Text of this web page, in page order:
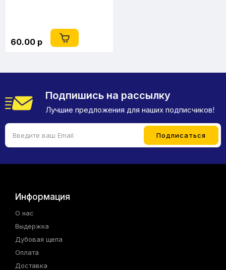
60.00 р
Подпишись на рассылку
Лучшие предложения для наших подписчиков!
Информация
О нас
Выдержка
Дубовая щепа
Оплата
Доставка